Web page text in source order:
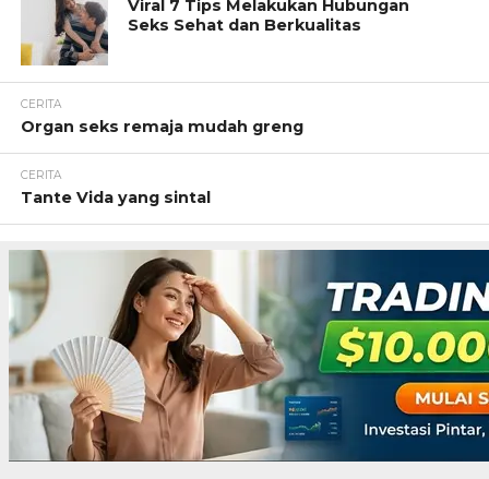
Viral 7 Tips Melakukan Hubungan
Seks Sehat dan Berkualitas
CERITA
Organ seks remaja mudah greng
CERITA
Tante Vida yang sintal